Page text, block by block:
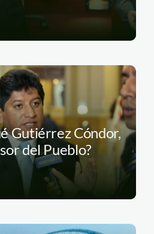
Gutiérrez Cóndor,
del Pueblo?